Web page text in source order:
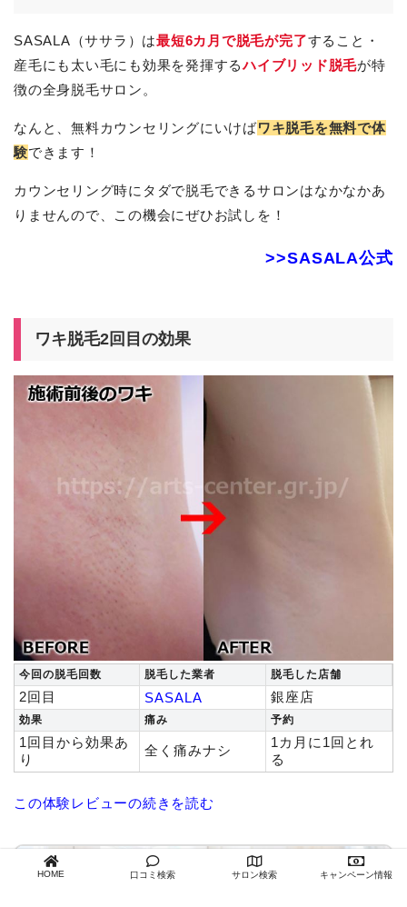
SASALA（ササラ）は最短6カ月で脱毛が完了すること・
産毛にも太い毛にも効果を発揮するハイブリッド脱毛が特
徴の全身脱毛サロン。
なんと、無料カウンセリングにいけばワキ脱毛を無料で体
験できます！
カウンセリング時にタダで脱毛できるサロンはなかなかあ
りませんので、この機会にぜひお試しを！
>>SASALA公式
ワキ脱毛2回目の効果
今回の脱毛回数 脱毛した業者 脱毛した店舗
2回目 SASALA 銀座店
効果 痛み 予約
1回目から効果あ
り
全く痛みナシ
1カ月に1回とれ
る
この体験レビューの続きを読む
HOME 口コミ検索 サロン検索 キャンペーン情報